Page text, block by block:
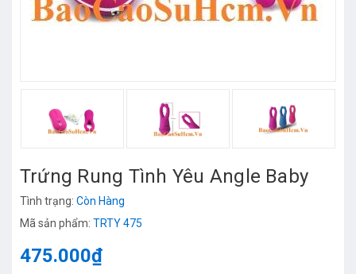
Trứng Rung Tình Yêu Angle Baby
Tình trạng: Còn Hàng
Mã sản phẩm: TRTY 475
475.000₫